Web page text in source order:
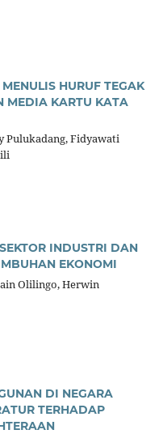
HURUF TEGAK
MEDIA KARTU KATA
Pulukadang, Fidyawati
INDUSTRI DAN
EKONOMI
Olilingo, Herwin
DI NEGARA
TERHADAP